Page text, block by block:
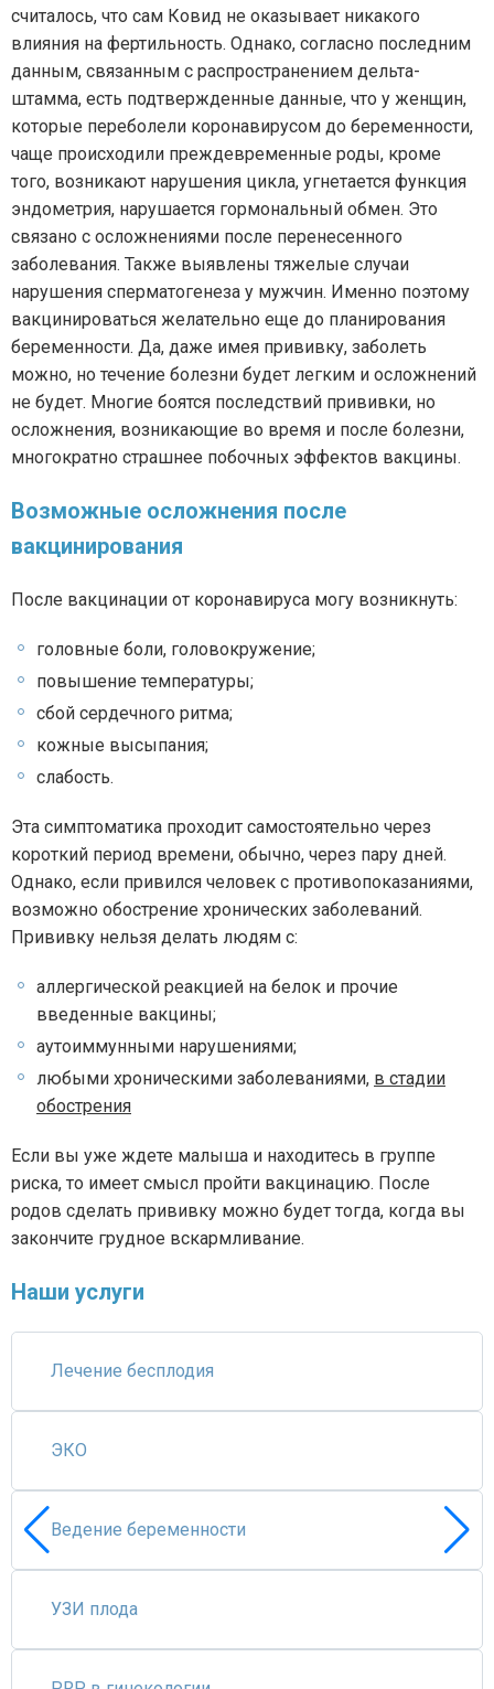
считалось, что сам Ковид не оказывает никакого
влияния на фертильность. Однако, согласно последним
данным, связанным с распространением дельта-
штамма, есть подтвержденные данные, что у женщин,
которые переболели коронавирусом до беременности,
чаще происходили преждевременные роды, кроме
того, возникают нарушения цикла, угнетается функция
эндометрия, нарушается гормональный обмен. Это
связано с осложнениями после перенесенного
заболевания. Также выявлены тяжелые случаи
нарушения сперматогенеза у мужчин. Именно поэтому
вакцинироваться желательно еще до планирования
беременности. Да, даже имея прививку, заболеть
можно, но течение болезни будет легким и осложнений
не будет. Многие боятся последствий прививки, но
осложнения, возникающие во время и после болезни,
многократно страшнее побочных эффектов вакцины.
Возможные осложнения после
вакцинирования
После вакцинации от коронавируса могу возникнуть:
головные боли, головокружение;
повышение температуры;
сбой сердечного ритма;
кожные высыпания;
слабость.
Эта симптоматика проходит самостоятельно через
короткий период времени, обычно, через пару дней.
Однако, если привился человек с противопоказаниями,
возможно обострение хронических заболеваний.
Прививку нельзя делать людям с:
аллергической реакцией на белок и прочие
введенные вакцины;
аутоиммунными нарушениями;
любыми хроническими заболеваниями, в стадии
обострения
Если вы уже ждете малыша и находитесь в группе
риска, то имеет смысл пройти вакцинацию. После
родов сделать прививку можно будет тогда, когда вы
закончите грудное вскармливание.
Наши услуги
Лечение бесплодия
ЭКО
Ведение беременности
УЗИ плода